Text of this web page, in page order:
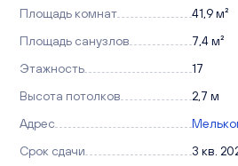
Площадь комнат
41,9 м²
Площадь санузлов
7,4 м²
Этажность
17
Высота потолков
2,7 м
Адрес
Срок сдачи
3 кв.